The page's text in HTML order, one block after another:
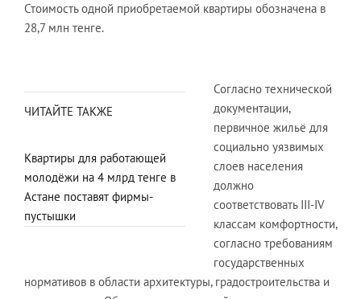
Стоимость одной приобретаемой квартиры обозначена в
28,7 млн тенге.
ЧИТАЙТЕ ТАКЖЕ
Квартиры для работающей
молодёжи на 4 млрд тенге в
Астане поставят фирмы-
пустышки
Согласно технической
документации,
первичное жильё для
социально уязвимых
слоев населения
должно
соответствовать ІII-IV
классам комфортности,
согласно требованиям
государственных
нормативов в области архитектуры, градостроительства и